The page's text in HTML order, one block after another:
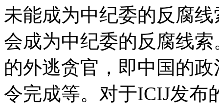
未能成为中纪委的反腐
会成为中纪委的反腐线
的外逃贪官，即中国的
令完成等。对于ICIJ发布